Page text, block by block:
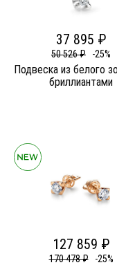
37 895 ₽
50 526 ₽ -25%
Подвеска из белого
бриллиантами
127 859 ₽
170 478 ₽ -25%